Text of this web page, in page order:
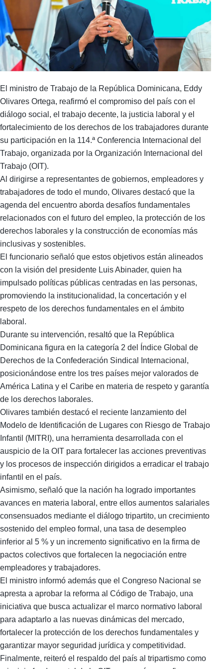
El ministro de Trabajo de la República Dominicana, Eddy
Olivares Ortega, reafirmó el compromiso del país con el
diálogo social, el trabajo decente, la justicia laboral y el
fortalecimiento de los derechos de los trabajadores durante
su participación en la 114.ª Conferencia Internacional del
Trabajo, organizada por la Organización Internacional del
Trabajo (OIT).
Al dirigirse a representantes de gobiernos, empleadores y
trabajadores de todo el mundo, Olivares destacó que la
agenda del encuentro aborda desafíos fundamentales
relacionados con el futuro del empleo, la protección de los
derechos laborales y la construcción de economías más
inclusivas y sostenibles.
El funcionario señaló que estos objetivos están alineados
con la visión del presidente Luis Abinader, quien ha
impulsado políticas públicas centradas en las personas,
promoviendo la institucionalidad, la concertación y el
respeto de los derechos fundamentales en el ámbito
laboral.
Durante su intervención, resaltó que la República
Dominicana figura en la categoría 2 del Índice Global de
Derechos de la Confederación Sindical Internacional,
posicionándose entre los tres países mejor valorados de
América Latina y el Caribe en materia de respeto y garantía
de los derechos laborales.
Olivares también destacó el reciente lanzamiento del
Modelo de Identificación de Lugares con Riesgo de Trabajo
Infantil (MITRI), una herramienta desarrollada con el
auspicio de la OIT para fortalecer las acciones preventivas
y los procesos de inspección dirigidos a erradicar el trabajo
infantil en el país.
Asimismo, señaló que la nación ha logrado importantes
avances en materia laboral, entre ellos aumentos salariales
consensuados mediante el diálogo tripartito, un crecimiento
sostenido del empleo formal, una tasa de desempleo
inferior al 5 % y un incremento significativo en la firma de
pactos colectivos que fortalecen la negociación entre
empleadores y trabajadores.
El ministro informó además que el Congreso Nacional se
apresta a aprobar la reforma al Código de Trabajo, una
iniciativa que busca actualizar el marco normativo laboral
para adaptarlo a las nuevas dinámicas del mercado,
fortalecer la protección de los derechos fundamentales y
garantizar mayor seguridad jurídica y competitividad.
Finalmente, reiteró el respaldo del país al tripartismo como